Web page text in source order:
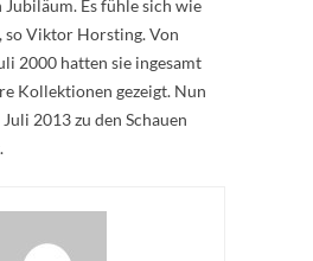
Es fühle sich wie
so Viktor Horsting. Von
2000 hatten sie ingesamt
Kollektionen gezeigt. Nun
2013 zu den Schauen